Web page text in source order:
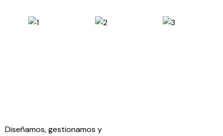
Diseñamos, gestionamos y